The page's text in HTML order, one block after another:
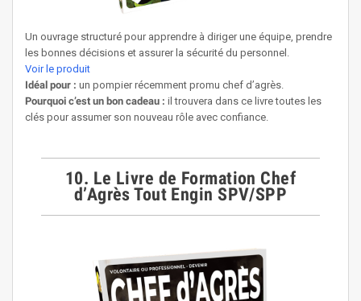
Un ouvrage structuré pour apprendre à diriger une équipe, prendre
les bonnes décisions et assurer la sécurité du personnel.
Voir le produit
Idéal pour : un pompier récemment promu chef d’agrès.
Pourquoi c’est un bon cadeau : il trouvera dans ce livre toutes les
clés pour assumer son nouveau rôle avec confiance.
10. Le Livre de Formation Chef
d’Agrès Tout Engin SPV/SPP